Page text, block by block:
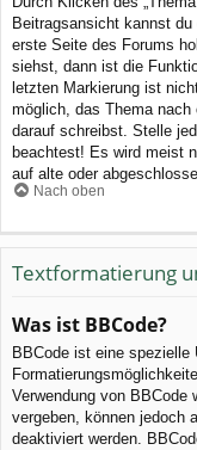
Beitragsansicht kannst
erste Seite des Forums
siehst, dann ist die
letzten Markierung ist
möglich, das Thema nach
darauf schreibst. Stelle
beachtest! Es wird meist
auf alte oder
Nach oben
Textformatierung
Was ist BBCode?
BBCode ist eine
Verwendung von BBCode
vergeben, können jedoch
deaktiviert werden.